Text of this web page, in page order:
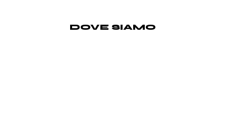
DOVE SIAMO